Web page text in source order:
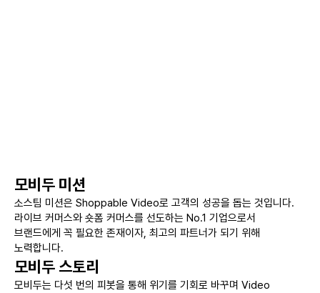
모비두 미션
소스팀 미션은 Shoppable Video로 고객의 성공을 돕는 것입니다.
라이브 커머스와 숏폼 커머스를 선도하는 No.1 기업으로서
브랜드에게 꼭 필요한 존재이자, 최고의 파트너가 되기 위해
노력합니다.
모비두 스토리
모비두는 다섯 번의 피봇을 통해 위기를 기회로 바꾸며 Video